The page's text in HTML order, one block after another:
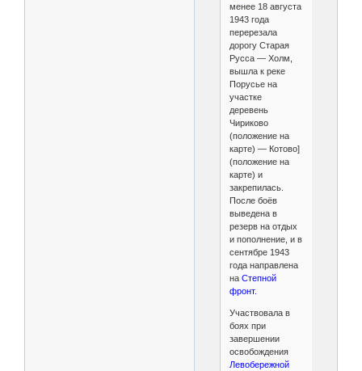
менее 18 августа
1943 года
перерезала
дорогу Старая
Русса — Холм,
вышла к реке
Порусье на
участке
деревень
Чириково
(положение на
карте) — Котово]
(положение на
карте) и
закрепилась.
После боёв
выведена в
резерв на отдых
и пополнение, и в
сентябре 1943
года направлена
на Степной
фронт.
Участвовала в
боях при
завершении
освобождения
Левобережной